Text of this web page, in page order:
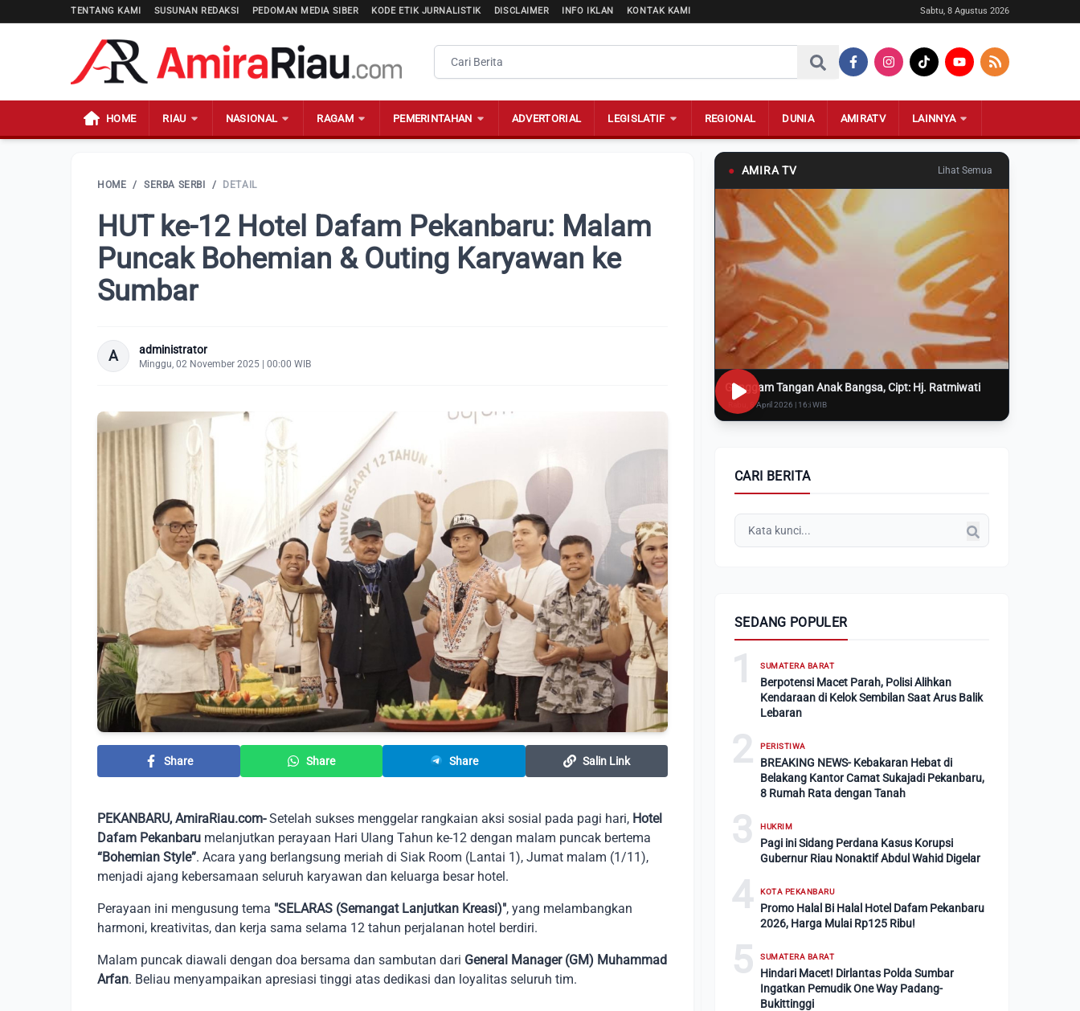
TENTANG KAMI SUSUNAN REDAKSI PEDOMAN MEDIA SIBER KODE ETIK JURNALISTIK DISCLAIMER INFO IKLAN KONTAK KAMI Sabtu, 8 Agustus 2026
HOME RIAU NASIONAL RAGAM PEMERINTAHAN ADVERTORIAL LEGISLATIF REGIONAL DUNIA AMIRATV LAINNYA
HOME / SERBA SERBI / DETAIL
HUT ke-12 Hotel Dafam Pekanbaru: Malam
Puncak Bohemian & Outing Karyawan ke
Sumbar
A administrator
Minggu, 02 November 2025 | 00:00 WIB
Share Share Share Salin Link
PEKANBARU, AmiraRiau.com-Setelah sukses menggelar rangkaian aksi sosial pada pagi hari, Hotel
Dafam Pekanbaru melanjutkan perayaan Hari Ulang Tahun ke-12 dengan malam puncak bertema
“Bohemian Style”. Acara yang berlangsung meriah di Siak Room (Lantai 1), Jumat malam (1/11),
menjadi ajang kebersamaan seluruh karyawan dan keluarga besar hotel.
Perayaan ini mengusung tema "SELARAS (Semangat Lanjutkan Kreasi)", yang melambangkan
harmoni, kreativitas, dan kerja sama selama 12 tahun perjalanan hotel berdiri.
Malam puncak diawali dengan doa bersama dan sambutan dari General Manager (GM) Muhammad
Arfan. Beliau menyampaikan apresiasi tinggi atas dedikasi dan loyalitas seluruh tim.
● AMIRA TV Lihat Semua
Genggam Tangan Anak Bangsa, Cipt: Hj. Ratmiwati
Rabu, 8 April 2026 | 16:i WIB
CARI BERITA
SEDANG POPULER
1 SUMATERA BARAT
Berpotensi Macet Parah, Polisi Alihkan
Kendaraan di Kelok Sembilan Saat Arus Balik
Lebaran
2 PERISTIWA
BREAKING NEWS- Kebakaran Hebat di
Belakang Kantor Camat Sukajadi Pekanbaru,
8 Rumah Rata dengan Tanah
3 HUKRIM
Pagi ini Sidang Perdana Kasus Korupsi
Gubernur Riau Nonaktif Abdul Wahid Digelar
4 KOTA PEKANBARU
Promo Halal Bi Halal Hotel Dafam Pekanbaru
2026, Harga Mulai Rp125 Ribu!
5 SUMATERA BARAT
Hindari Macet! Dirlantas Polda Sumbar
Ingatkan Pemudik One Way Padang-
Bukittinggi